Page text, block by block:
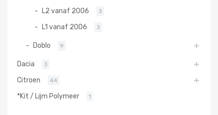
L2 vanaf 2006 3
L1 vanaf 2006 3
Doblo 9
Dacia 3
Citroen 44
*Kit / Lijm Polymeer 1